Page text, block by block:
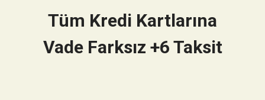
Tüm Kredi Kartlarına
Vade Farksız +6 Taksit